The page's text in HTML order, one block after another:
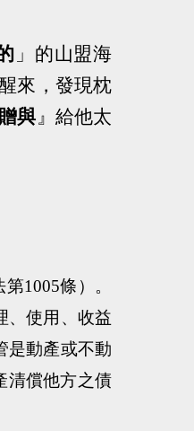
」的山盟海
來，發現枕
贈與』給他太
第1005條）。
、使用、收益
是動產或不動
清償他方之債